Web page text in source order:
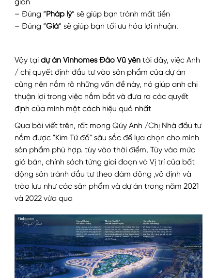
gian
– Đúng “ Pháp lý” sẽ giúp bạn tránh mất tiền
– Đúng “Giá” sẽ giúp bạn tối ưu hóa lợi nhuận.
Vậy tại dự án Vinhomes Đảo Vũ yên tới đây, việc Anh
/ chị quyết định đầu tư vào sản phẩm của dự án
cũng nên nắm rõ những vấn đề này, nó giúp anh chị
thuận lợi trong việc nắm bắt và đưa ra các quyết
định của mình một cách hiệu quả nhất
Qua bài viết trên, rất mong Qúy Anh /Chị Nhà đầu tư
nắm được "Kim Tứ đồ" sâu sắc để lựa chọn cho mình
sản phẩm phù hợp. tùy vào thời điểm, Tùy vào mức
giá bán, chính sách từng giai đoạn và Vị trí của bất
động sản tránh đầu tư theo đám đông ,vô định và
trào lưu như các sản phẩm và dự án trong năm 2021
và 2022 vừa qua